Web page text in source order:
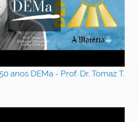
anos DEMa - Prof. Dr. Tomaz T.